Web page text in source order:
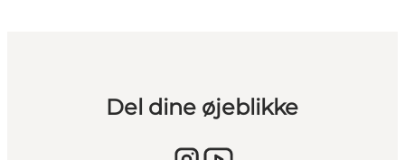
Del dine øjeblikke